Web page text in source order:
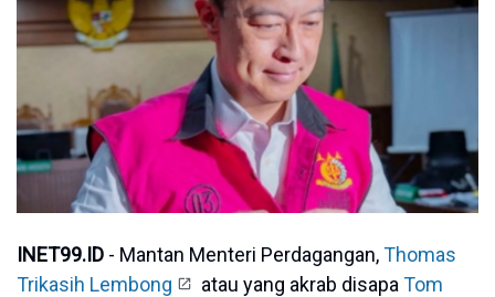
INET99.ID - Mantan Menteri Perdagangan,Thomas
Trikasih Lembong
atau yang akrab disapa Tom